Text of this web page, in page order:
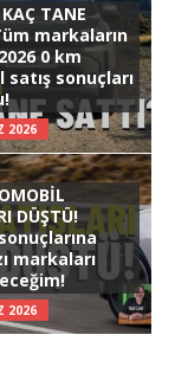
TANE
markaların
0 km
sonuçları
2026
DÜŞTÜ!
markaları
2026